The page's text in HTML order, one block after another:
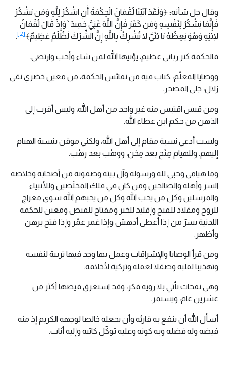
وقال جل شأنه: ﴿وَلَقَدْ آتَيْنَا لُقْمَانَ الْحِكْمَةَ أَنِ اشْكُرْ لِلَّهِ وَمَن يَشْكُرْ
فَإِنَّمَا يَشْكُرُ لِنَفْسِهِ وَمَن كَفَرَ فَإِنَّ اللَّهَ غَنِيٌّ حَمِيدٌ`وَإِذْ قَالَ لُقْمَانُ
لِابْنِهِ وَهُوَ يَعِظُهُ يَا بُنَيَّ لا تُشْرِكْ بِاللَّهِ إِنَّ الشِّرْكَ لَظُلْمٌ عَظِيمٌ﴾[2]
.
فالحكمة كنز رباني عظيم، يؤتيها الله لمن شاء وأحب وارتضى.
ووصايا المعلّم، كتاب فيه من نفائس الحكمة، من معين خضري نقي
زلال، جلي المصدر.
ومن قبس اقتبس منه غير واحد من أهل الله، وليس أقرب إلى
الذهن من حكم ابن عطاء الله.
ولست أدعي نسبة مقام إلى أهل الله، ولكني موقن بنسبة الهيام
إليهم. وللهيام مِنَح بعد مِحَن، ووهْب بعد رهْب.
وما هيامي وحبي لله ورسوله وآل بيته وصفوته من أصحابه وخلاصة
السر وأهله والصالحين ومن كان في فلك المخلَصين وللأنبياء
والمرسلين وكل من يحب الله وكل من يحبهم الله سوى معراج
للروح ومقلاد للفتح وإقليد للخير ومفتاح للفيض ومعين للحكمة
اللدنية بسرّ من إذا أعطى أدهش وإذا غمر عمّر وإذا فتح برهن
وأظهر.
ومن قرأ الوصايا والإشراقات وعمل بها وجد فيها تربية لنفسه
وتهذيبا لقلبه وصقلا لعقله وتزكية لأخلاقه.
وهي نفحات تأتي بلا روية فكر، وقد استغرق فيضها أكثر من
عشرين عام، ويستمر.
أسأل الله أن ينفع به قارئه وأن يجعله خالصا لوجهه الكريم إذ منه
فيضه وله فضله وبه كونه وعليه توكّل كاتبه وإليه أناب.